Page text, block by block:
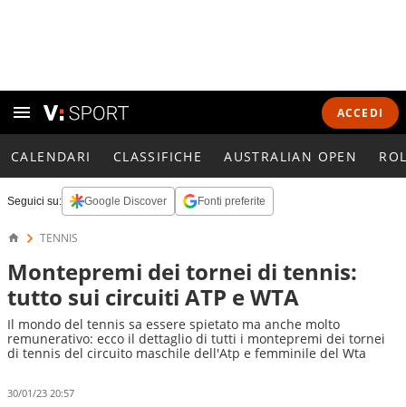
ACCEDI
CALENDARI CLASSIFICHE AUSTRALIAN OPEN
Seguici su: Google Discover Fonti preferite
TENNIS
Montepremi dei tornei di tennis:
tutto sui circuiti ATP e WTA
Il mondo del tennis sa essere spietato ma anche molto
remunerativo: ecco il dettaglio di tutti i montepremi dei tornei
di tennis del circuito maschile dell'Atp e femminile del Wta
30/01/23 20:57